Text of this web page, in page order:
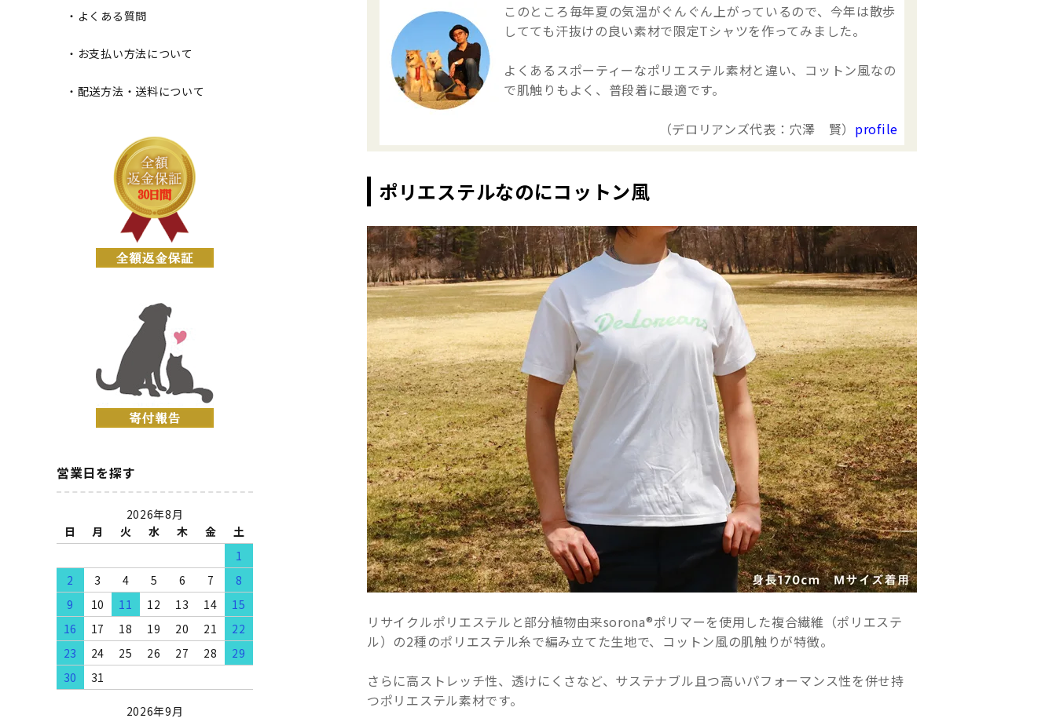
このところ毎年夏の気温がぐんぐん上がっているので、今年は散歩
してても汗抜けの良い素材で限定Tシャツを作ってみました。
よくあるスポーティーなポリエステル素材と違い、コットン風なの
で肌触りもよく、普段着に最適です。
（デロリアンズ代表：穴澤 賢） profile
ポリエステルなのにコットン風
リサイクルポリエステルと部分植物由来sorona®ポリマーを使用した複合繊維（ポリエステ
ル）の2種のポリエステル糸で編み立てた生地で、コットン風の肌触りが特徴。
さらに高ストレッチ性、透けにくさなど、サステナブル且つ高いパフォーマンス性を併せ持
つポリエステル素材です。
・よくある質問
・お支払い方法について
・配送方法・送料について
営業日を探す
2026年8月
日
月 火 水 木 金
土
1
2
3 4 5 6 7
8
9
10 11 12 13 14
15
16
17 18 19 20 21
22
23
24 25 26 27 28
29
30
31
2026年9月